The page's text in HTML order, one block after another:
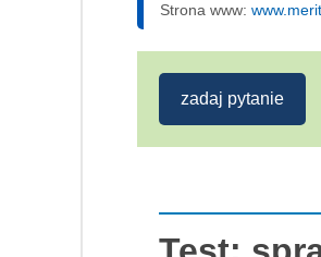
Strona www:
zadaj pytanie